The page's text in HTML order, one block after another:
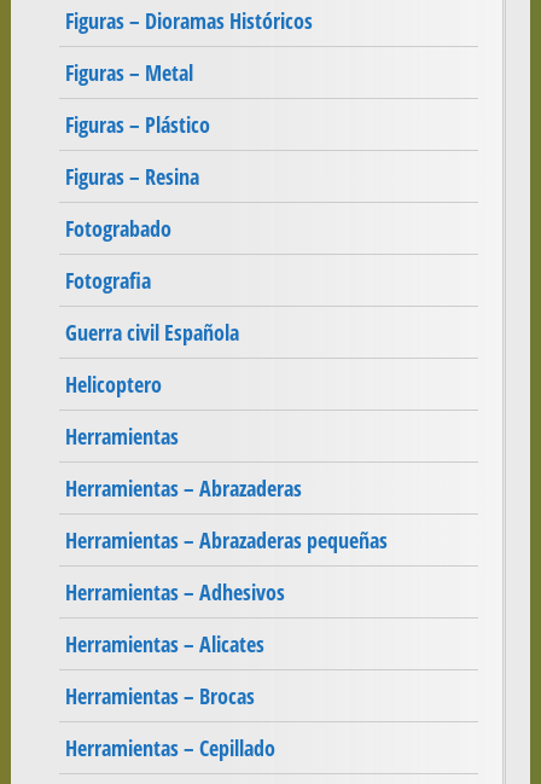
Figuras – Dioramas Históricos
Figuras – Metal
Figuras – Plástico
Figuras – Resina
Fotograbado
Fotografia
Guerra civil Española
Helicoptero
Herramientas
Herramientas – Abrazaderas
Herramientas – Abrazaderas pequeñas
Herramientas – Adhesivos
Herramientas – Alicates
Herramientas – Brocas
Herramientas – Cepillado